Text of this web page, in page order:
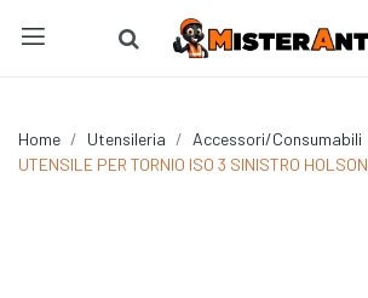
Home Utensileria Accessori/Consumabili
UTENSILE PER TORNIO ISO 3 SINISTRO HOLSON